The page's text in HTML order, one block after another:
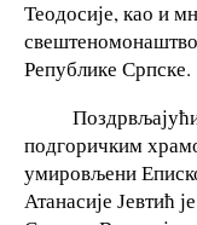
Теодосије, као и
Републике Српске.
Поздрвљајући
подгоричким
умировљени
Атанасије Јевтић